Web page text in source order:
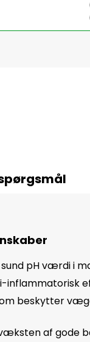
pH værdi i
inflammatorisk
beskytter
af gode